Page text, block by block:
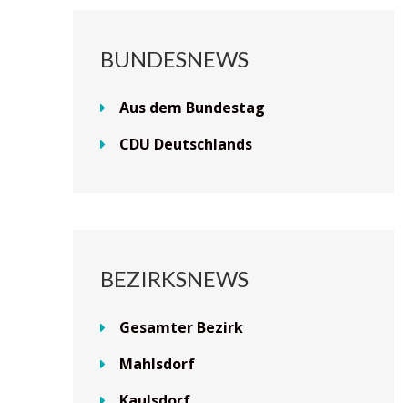
BUNDESNEWS
Aus dem Bundestag
CDU Deutschlands
BEZIRKSNEWS
Gesamter Bezirk
Mahlsdorf